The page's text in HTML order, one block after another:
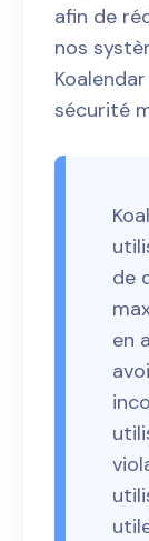
afin de
nos
sécurité
de
en